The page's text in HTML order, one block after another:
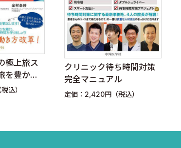
極上旅ス
を豊かに
術
込）
クリニック待ち時間対策
完全マニュアル
定価：2,420円（税込）